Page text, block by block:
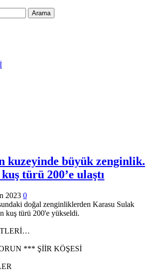
kuzeyinde büyük zenginlik.
türü 200’e ulaştı
2023 0
doğal zenginliklerden Karasu Sulak
kuş türü 200'e yükseldi.
*** ŞİİR KÖŞESİ